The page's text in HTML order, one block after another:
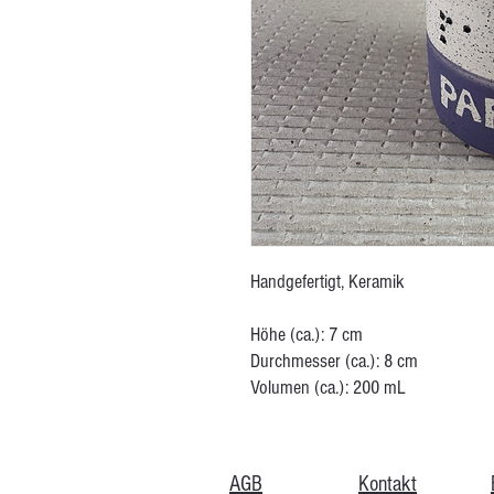
Handgefertigt, Keramik
Höhe (ca.): 7 cm
Durchmesser (ca.): 8 cm
Volumen (ca.): 200 mL
AGB Kontakt